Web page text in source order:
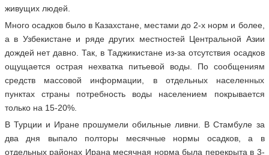
живущих людей.
Много осадков было в Казахстане, местами до 2-х норм и более,
а в Узбекистане и ряде других местностей Центральной Азии
дождей нет давно. Так, в Таджикистане из-за отсутствия осадков
ощущается острая нехватка питьевой воды. По сообщениям
средств массовой информации, в отдельных населенных
пунктах страны потребность воды населением покрывается
только на 15-20%.
В Турции и Иране прошумели обильные ливни. В Стамбуле за
два дня выпало полторы месячные нормы осадков, а в
отдельных районах Ирана месячная норма была перекрыта в 3-